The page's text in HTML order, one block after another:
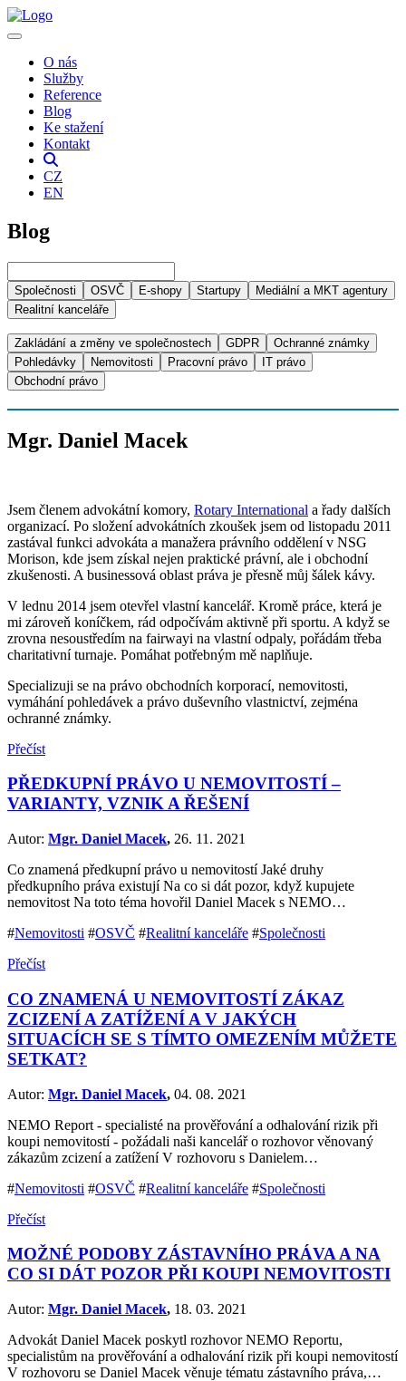
O nás
Služby
Reference
Blog
Ke stažení
Kontakt
CZ
EN
Blog
Společnosti OSVČ E-shopy Startupy
Mediální a MKT agentury
Realitní kanceláře
Zakládání a změny ve společnostech GDPR
Ochranné známky
Pohledávky
Nemovitosti Pracovní právo
IT právo
Obchodní právo
Mgr. Daniel Macek
Jsem členem advokátní komory, Rotary International a řady dalších
organizací. Po složení advokátních zkoušek jsem od listopadu 2011
zastával funkci advokáta a manažera právního oddělení v NSG
Morison, kde jsem získal nejen praktické právní, ale i obchodní
zkušenosti. A businessová oblast práva je přesně můj šálek kávy.
V lednu 2014 jsem otevřel vlastní kancelář. Kromě práce, která je
mi zároveň koníčkem, rád odpočívám aktivně při sportu. A když se
zrovna nesoustředím na fairwayi na vlastní odpaly, pořádám třeba
charitativní turnaje. Pomáhat potřebným mě naplňuje.
Specializuji se na právo obchodních korporací, nemovitosti,
vymáhání pohledávek a právo duševního vlastnictví, zejména
ochranné známky.
Přečíst
PŘEDKUPNÍ PRÁVO U NEMOVITOSTÍ –
VARIANTY, VZNIK A ŘEŠENÍ
Autor: Mgr. Daniel Macek, 26. 11. 2021
Co znamená předkupní právo u nemovitostí Jaké druhy
předkupního práva existují Na co si dát pozor, když kupujete
nemovitost Na toto téma hovořil Daniel Macek s NEMO…
#Nemovitosti #OSVČ #Realitní kanceláře #Společnosti
Přečíst
CO ZNAMENÁ U NEMOVITOSTÍ ZÁKAZ
ZCIZENÍ A ZATÍŽENÍ A V JAKÝCH
SITUACÍCH SE S TÍMTO OMEZENÍM MŮŽETE
SETKAT?
Autor: Mgr. Daniel Macek, 04. 08. 2021
NEMO Report - specialisté na prověřování a odhalování rizik při
koupi nemovitostí - požádali naši kancelář o rozhovor věnovaný
zákazům zcizení a zatížení V rozhovoru s Danielem…
#Nemovitosti #OSVČ #Realitní kanceláře #Společnosti
Přečíst
MOŽNÉ PODOBY ZÁSTAVNÍHO PRÁVA A NA
CO SI DÁT POZOR PŘI KOUPI NEMOVITOSTI
Autor: Mgr. Daniel Macek, 18. 03. 2021
Advokát Daniel Macek poskytl rozhovor NEMO Reportu,
specialistům na prověřování a odhalování rizik při koupi nemovitostí
V rozhovoru se Daniel Macek věnuje tématu zástavního práva,…